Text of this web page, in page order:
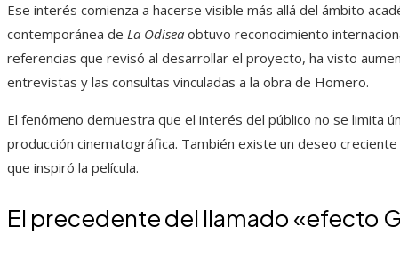
Ese interés comienza a hacerse visible más allá del ámbito
contemporánea de La Odisea obtuvo reconocimiento
referencias que revisó al desarrollar el proyecto, ha visto
entrevistas y las consultas vinculadas a la obra de Homero.
El fenómeno demuestra que el interés del público no se limita
producción cinematográfica. También existe un deseo
que inspiró la película.
El precedente del llamado «efecto